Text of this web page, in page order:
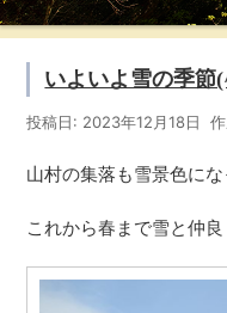
いよいよ雪の季節
投稿日: 2023年12月18日
山村の集落も雪景色にな
これから春まで雪と仲